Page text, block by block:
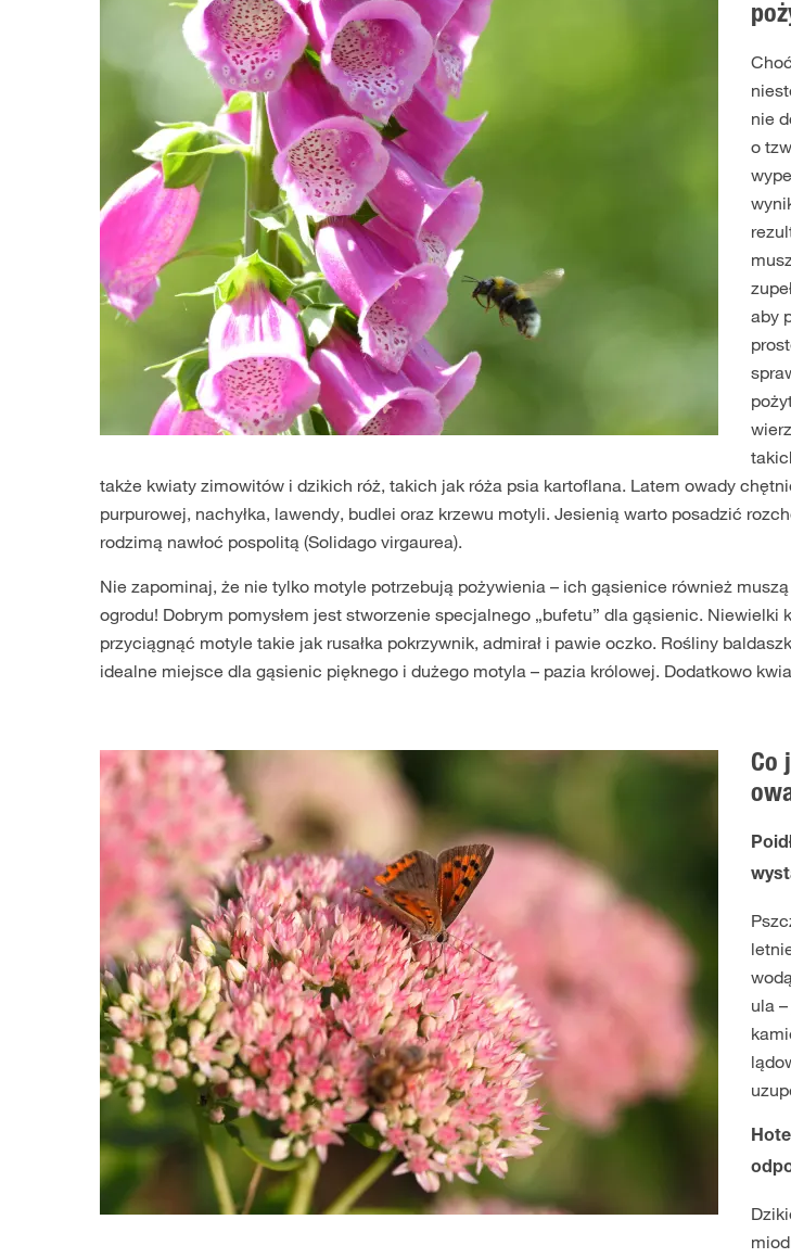
nie
o
aby
także kwiaty zimowitów i dzikich róż, takich jak róża psia kartoflana. Latem owady
purpurowej, nachyłka, lawendy, budlei oraz krzewu motyli. Jesienią warto posadzić
rodzimą nawłoć pospolitą (Solidago virgaurea).
Nie zapominaj, że nie tylko motyle potrzebują pożywienia – ich gąsienice również
ogrodu! Dobrym pomysłem jest stworzenie specjalnego „bufetu” dla gąsienic. Niewielki
przyciągnąć motyle takie jak rusałka pokrzywnik, admirał i pawie oczko. Rośliny
idealne miejsce dla gąsienic pięknego i dużego motyla – pazia królowej. Dodatkowo
Co
ula